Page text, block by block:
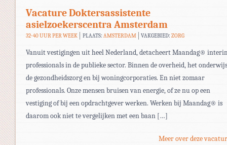
Vacature Doktersassistente
asielzoekerscentra Amsterdam
32-40 UUR PER WEEK PLAATS: AMSTERDAM VAKGEBIED:ZORG
Vanuit vestigingen uit heel Nederland, detacheert Maandag®
professionals in de publieke sector. Binnen de overheid, het
de gezondheidszorg en bij woningcorporaties. En niet zomaar
professionals. Onze mensen bruisen van energie, of ze nu op een
vestiging of bij een opdrachtgever werken. Werken bij Maandag® is
daarom ook niet te vergelijken met een baan […]
Meer over deze